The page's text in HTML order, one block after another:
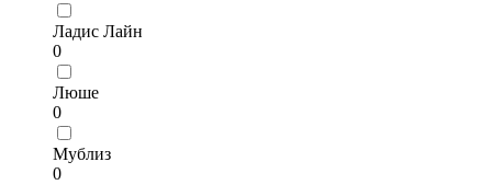
Ладис Лайн
0
Люше
0
Мублиз
0